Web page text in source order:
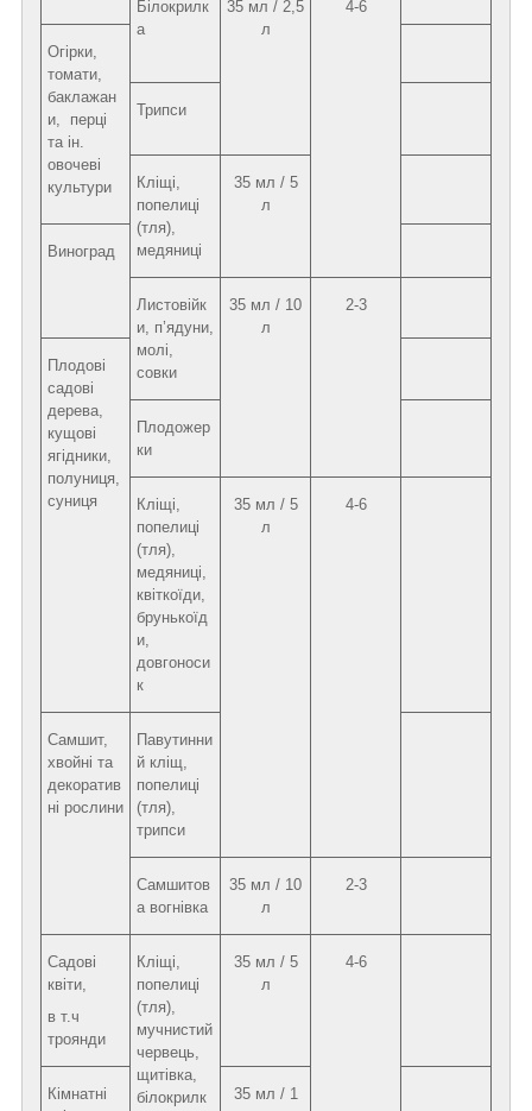
Білокрилк
а
35 мл / 2,5
л
4-6
Огірки,
томати,
баклажан
и, перці
та ін.
овочеві
культури
Трипси
Кліщі,
попелиці
(тля),
медяниці
35 мл / 5
л
Виноград
Листовійк
и, п’ядуни,
молі,
совки
35 мл / 10
л
2-3
Плодові
садові
дерева,
кущові
ягідники,
полуниця,
суниця
Плодожер
ки
Кліщі,
попелиці
(тля),
медяниці,
квіткоїди,
брунькоїд
и,
довгоноси
к
35 мл / 5
л
4-6
Самшит,
хвойні та
декоратив
ні рослини
Павутинни
й кліщ,
попелиці
(тля),
трипси
Самшитов
а вогнівка
35 мл / 10
л
2-3
Садові
квіти,
в т.ч
троянди
Кліщі,
попелиці
(тля),
мучнистий
червець,
щитівка,
білокрилк
35 мл / 5
л
4-6
Кімнатні
35 мл / 1